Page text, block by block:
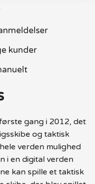
kunder
gang i 2012, det
og taktisk
verden mulighed
i en digital verden
kan spille et taktisk